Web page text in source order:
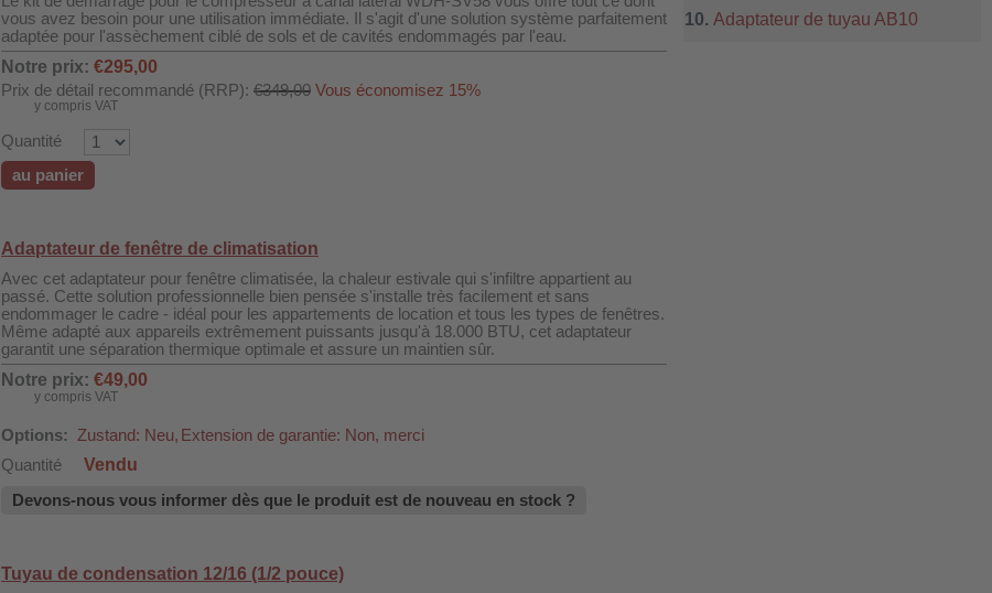
vous avez besoin pour une utilisation immédiate. Il s'agit d'une solution système parfaitement
adaptée pour l'assèchement ciblé de sols et de cavités endommagés par l'eau.
Notre prix: €295,00
Prix de détail recommandé (RRP): €349,00 Vous économisez 15%
y compris VAT
Quantité
au panier
Adaptateur de fenêtre de climatisation
Avec cet adaptateur pour fenêtre climatisée, la chaleur estivale qui s'infiltre appartient au
passé. Cette solution professionnelle bien pensée s'installe très facilement et sans
endommager le cadre - idéal pour les appartements de location et tous les types de fenêtres.
Même adapté aux appareils extrêmement puissants jusqu'à 18.000 BTU, cet adaptateur
garantit une séparation thermique optimale et assure un maintien sûr.
Notre prix: €49,00
y compris VAT
Options: Zustand: Neu, Extension de garantie: Non, merci
Quantité
Vendu
Devons-nous vous informer dès que le produit est de nouveau en stock ?
Tuyau de condensation 12/16 (1/2 pouce)
Adaptateur de tuyau AB10